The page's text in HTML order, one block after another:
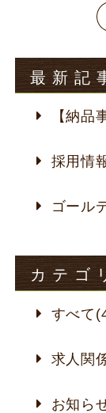
最新記
【納品
採用情
ゴール
カテゴ
すべて
求人関
お知ら